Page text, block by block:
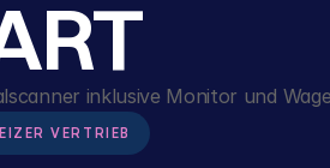
inklusive Monitor und
VERTRIEB